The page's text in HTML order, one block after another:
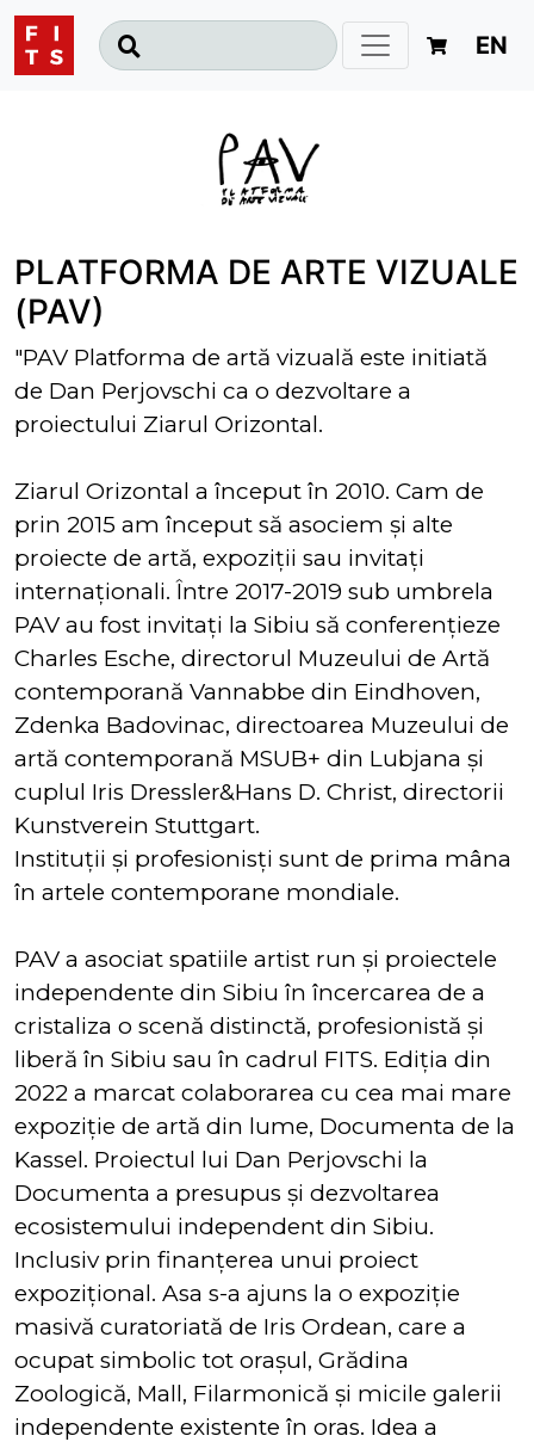
EN
PLATFORMA DE ARTE VIZUALE
(PAV)
"PAV Platforma de artă vizuală este initiată
de Dan Perjovschi ca o dezvoltare a
proiectului Ziarul Orizontal.
Ziarul Orizontal a început în 2010. Cam de
prin 2015 am început să asociem și alte
proiecte de artă, expoziții sau invitați
internaționali. Între 2017-2019 sub umbrela
PAV au fost invitați la Sibiu să conferențieze
Charles Esche, directorul Muzeului de Artă
contemporană Vannabbe din Eindhoven,
Zdenka Badovinac, directoarea Muzeului de
artă contemporană MSUB+ din Lubjana și
cuplul Iris Dressler&Hans D. Christ, directorii
Kunstverein Stuttgart.
Instituții și profesionisți sunt de prima mâna
în artele contemporane mondiale.
PAV a asociat spatiile artist run și proiectele
independente din Sibiu în încercarea de a
cristaliza o scenă distinctă, profesionistă și
liberă în Sibiu sau în cadrul FITS. Ediția din
2022 a marcat colaborarea cu cea mai mare
expoziție de artă din lume, Documenta de la
Kassel. Proiectul lui Dan Perjovschi la
Documenta a presupus și dezvoltarea
ecosistemului independent din Sibiu.
Inclusiv prin finanțerea unui proiect
expozițional. Asa s-a ajuns la o expoziție
masivă curatoriată de Iris Ordean, care a
ocupat simbolic tot orașul, Grădina
Zoologică, Mall, Filarmonică și micile galerii
independente existente în oras. Idea a